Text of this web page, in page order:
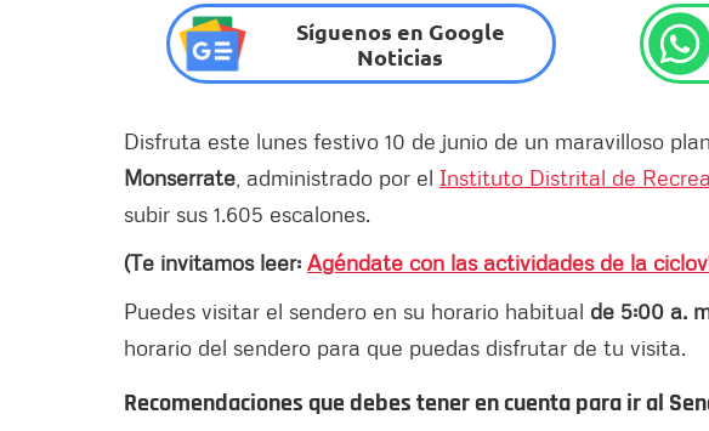
Síguenos en Google
Noticias
Disfruta este lunes festivo 10 de junio de un maravilloso
Monserrate , administrado por el Instituto Distrital de
subir sus 1.605 escalones.
(Te invitamos leer: Agéndate con las actividades de la
Puedes visitar el sendero en su horario habitual de 5:00 a.
horario del sendero para que puedas disfrutar de tu visita.
Recomendaciones que debes tener en cuenta para ir al